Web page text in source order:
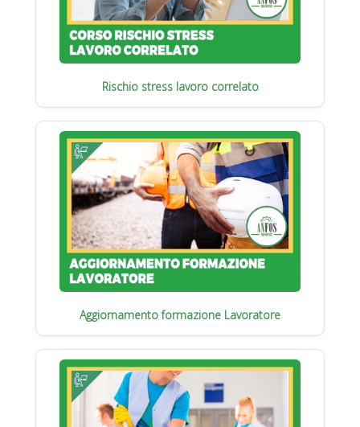
Rischio stress lavoro correlato
Aggiornamento formazione Lavoratore